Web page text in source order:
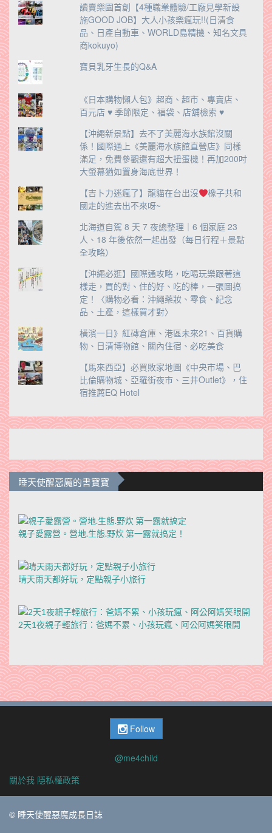
讀賣樂園首創【4種職業體驗/工廠見學新設
施GOOD JOB】大人小孩樂瘋玩!!(日清食
品、日產自動車、WORLD島精機、知名文具
商kokuyo)
寶貝乳牙生長的Q&A
《日本購物懶人包》超商、超市、專賣店、
百元店 ♥ 季節限定、福袋、店舖檢索 ♥
【沖繩新景點】去不了美麗海水族館沒關
係！國際通上《美麗海水族館直營店》同樣
滿足，免費參觀還有超大扭蛋機！再加200吋
大螢幕猶如置身海底世界！
【吉卜力迷瘋了】龍貓在台出沒
橡子共和
國走的進去出不來呀~
北海道自駕 8 天 7 夜總整理｜6 個家庭 23
人、18 年後依然一起出發（每日行程＋景點
全攻略）
【沖繩必逛】國際通攻略，吃喝玩樂跟著這
樣走，買的對、住的好、吃的棒，一張圖搞
定！〈購物必看：沖繩藥妝、零食、紀念
品、土產，這樣買才對〉
橫濱一日》紅磚倉庫、港區未來21、百貨購
物、日清博物館、關內住宿、必吃美食
【馬來西亞】必買敗家地圖《中央市場、巴
比倫購物城、亞羅街夜市、三井Outlet》，住
宿推薦EQ Hotel
睡天使醒惡魔的書寶寶
親子愛露營。營地.生態.野炊 第一露就搞定！
晴天雨天都好玩，定點親子小旅行
2天1夜親子輕旅行：爸媽不累、小孩玩瘋、阿公阿媽笑眼開
Follow
@me4child
關於我 隱私權政策
© 睡天使醒惡魔成長日誌